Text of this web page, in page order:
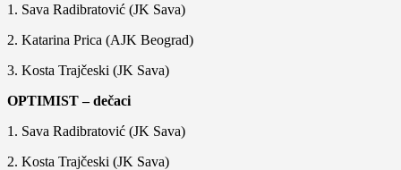
1. Sava Radibratović (JK Sava)
2. Katarina Prica (AJK Beograd)
3. Kosta Trajčeski (JK Sava)
OPTIMIST – dečaci
1. Sava Radibratović (JK Sava)
2. Kosta Trajčeski (JK Sava)